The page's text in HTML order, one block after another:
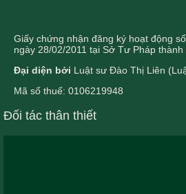
Giấy chứng nhận đăng ký hoạt động
ngày 28/02/2011 tại Sở Tư Pháp thành
Đại diện bởi Luật sư Đào Thị Liên
Mã số thuế: 0106219948
Đối tác thân thiết